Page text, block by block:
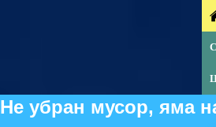
Не убран мусор, яма